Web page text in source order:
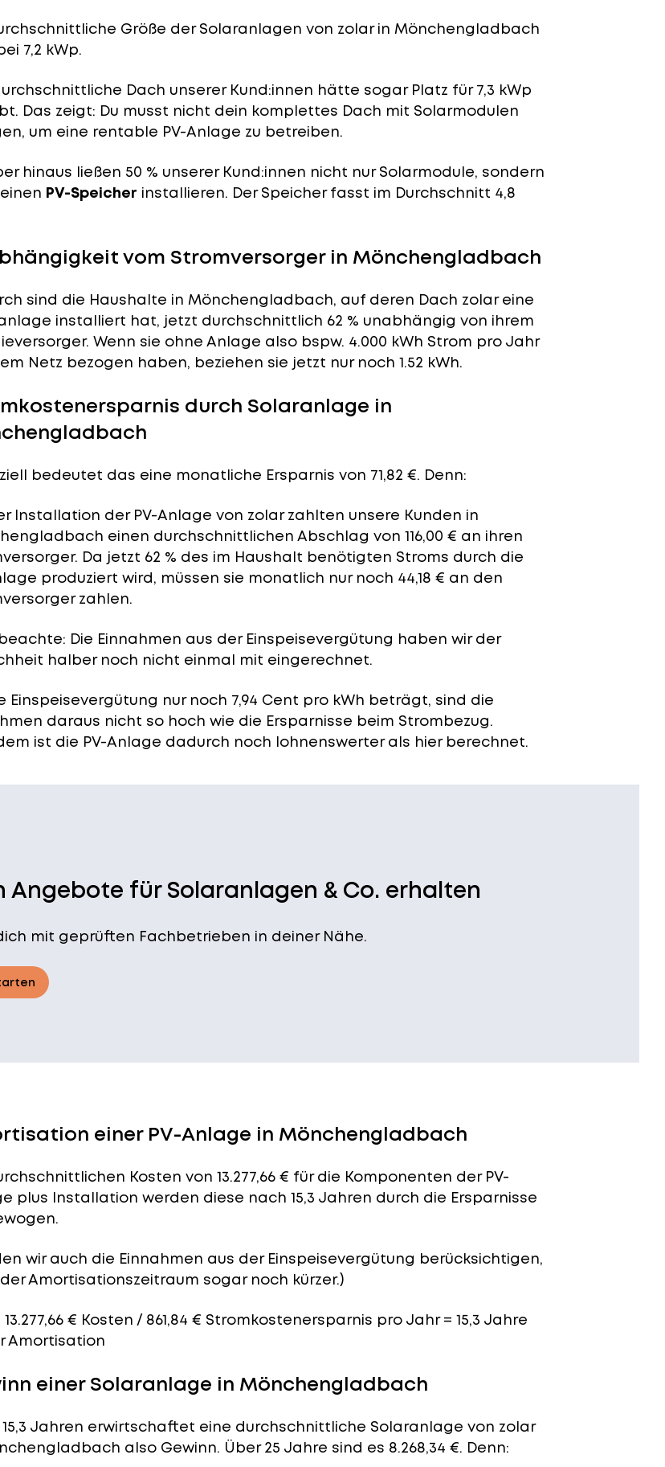
Größe der Solaranlagen von zolar in Mönchengladbach
7,2 kWp.
Dach unserer Kund:innen hätte sogar Platz für 7,3 kWp
Das zeigt: Du musst nicht dein komplettes Dach mit Solarmodulen
um eine rentable PV-Anlage zu betreiben.
hinaus ließen 50 % unserer Kund:innen nicht nur Solarmodule, sondern
PV-Speicher installieren. Der Speicher fasst im Durchschnitt 4,8
vom Stromversorger in Mönchengladbach
sind die Haushalte in Mönchengladbach, auf deren Dach zolar eine
installiert hat, jetzt durchschnittlich 62 % unabhängig von ihrem
Wenn sie ohne Anlage also bspw. 4.000 kWh Strom pro Jahr
Netz bezogen haben, beziehen sie jetzt nur noch 1.52 kWh.
durch Solaranlage in
bedeutet das eine monatliche Ersparnis von 71,82 €. Denn:
Installation der PV-Anlage von zolar zahlten unsere Kunden in
einen durchschnittlichen Abschlag von 116,00 € an ihren
Da jetzt 62 % des im Haushalt benötigten Stroms durch die
produziert wird, müssen sie monatlich nur noch 44,18 € an den
zahlen.
Die Einnahmen aus der Einspeisevergütung haben wir der
halber noch nicht einmal mit eingerechnet.
Einspeisevergütung nur noch 7,94 Cent pro kWh beträgt, sind die
daraus nicht so hoch wie die Ersparnisse beim Strombezug.
ist die PV-Anlage dadurch noch lohnenswerter als hier berechnet.
Angebote für Solaranlagen & Co. erhalten
mit geprüften Fachbetrieben in deiner Nähe.
einer PV-Anlage in Mönchengladbach
Kosten von 13.277,66 € für die Komponenten der PV-
plus Installation werden diese nach 15,3 Jahren durch die Ersparnisse
wir auch die Einnahmen aus der Einspeisevergütung berücksichtigen,
Amortisationszeitraum sogar noch kürzer.)
13.277,66 € Kosten / 861,84 € Stromkostenersparnis pro Jahr = 15,3 Jahre
Amortisation
einer Solaranlage in Mönchengladbach
Jahren erwirtschaftet eine durchschnittliche Solaranlage von zolar
also Gewinn. Über 25 Jahre sind es 8.268,34 €. Denn: